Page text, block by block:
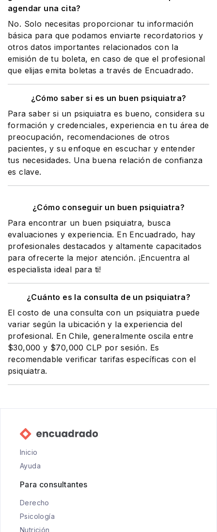
agendar una cita?
No. Solo necesitas proporcionar tu información
básica para que podamos enviarte recordatorios y
otros datos importantes relacionados con la
emisión de tu boleta, en caso de que el profesional
que elijas emita boletas a través de Encuadrado.
¿Cómo saber si es un buen psiquiatra?
Para saber si un psiquiatra es bueno, considera su
formación y credenciales, experiencia en tu área de
preocupación, recomendaciones de otros
pacientes, y su enfoque en escuchar y entender
tus necesidades. Una buena relación de confianza
es clave.
¿Cómo conseguir un buen psiquiatra?
Para encontrar un buen psiquiatra, busca
evaluaciones y experiencia. En Encuadrado, hay
profesionales destacados y altamente capacitados
para ofrecerte la mejor atención. ¡Encuentra al
especialista ideal para ti!
¿Cuánto es la consulta de un psiquiatra?
El costo de una consulta con un psiquiatra puede
variar según la ubicación y la experiencia del
profesional. En Chile, generalmente oscila entre
$30,000 y $70,000 CLP por sesión. Es
recomendable verificar tarifas específicas con el
psiquiatra.
Inicio
Ayuda
Para consultantes
Derecho
Psicología
Nutrición